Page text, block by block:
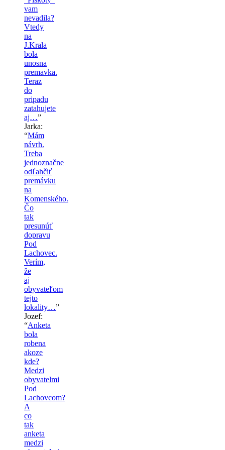
vam
nevadila?
Vtedy
na
J.Krala
bola
unosna
premavka.
Teraz
do
pripadu
zatahujete
aj…”
Jarka:
“Mám
návrh.
Treba
jednoznačne
odľahčiť
premávku
na
Komenského.
Čo
tak
presunúť
dopravu
Pod
Lachovec.
Verím,
že
aj
obyvateľom
tejto
lokality…”
Jozef:
“Anketa
bola
robena
akoze
kde?
Medzi
obyvatelmi
Pod
Lachovcom?
A
co
tak
anketa
medzi